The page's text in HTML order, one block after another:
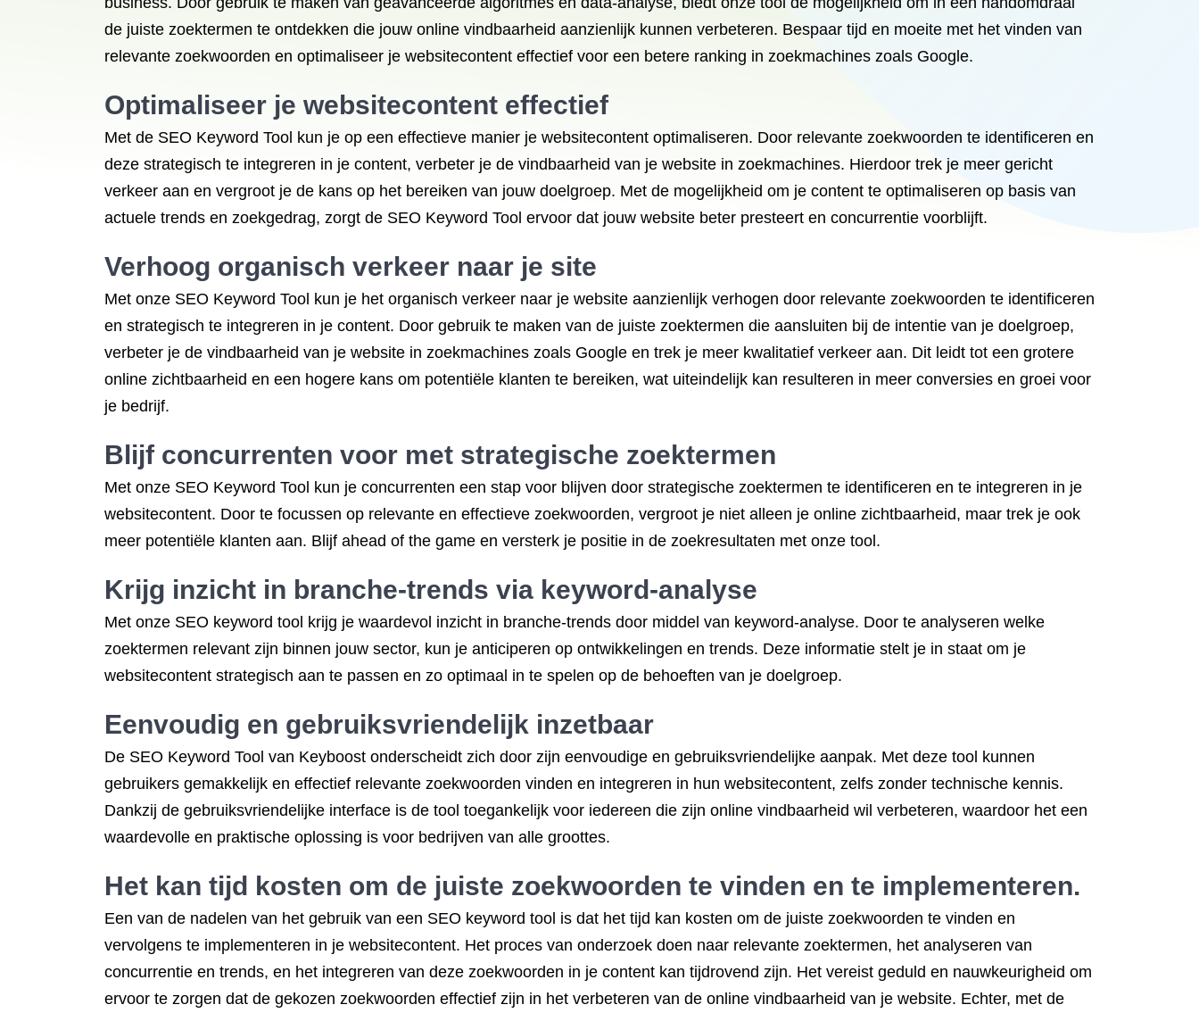
de juiste zoektermen te ontdekken die jouw online vindbaarheid aanzienlijk kunnen verbeteren. Bespaar tijd en moeite met het vinden van
relevante zoekwoorden en optimaliseer je websitecontent effectief voor een betere ranking in zoekmachines zoals Google.
Optimaliseer je websitecontent effectief
Met de SEO Keyword Tool kun je op een effectieve manier je websitecontent optimaliseren. Door relevante zoekwoorden te identificeren en
deze strategisch te integreren in je content, verbeter je de vindbaarheid van je website in zoekmachines. Hierdoor trek je meer gericht
verkeer aan en vergroot je de kans op het bereiken van jouw doelgroep. Met de mogelijkheid om je content te optimaliseren op basis van
actuele trends en zoekgedrag, zorgt de SEO Keyword Tool ervoor dat jouw website beter presteert en concurrentie voorblijft.
Verhoog organisch verkeer naar je site
Met onze SEO Keyword Tool kun je het organisch verkeer naar je website aanzienlijk verhogen door relevante zoekwoorden te identificeren
en strategisch te integreren in je content. Door gebruik te maken van de juiste zoektermen die aansluiten bij de intentie van je doelgroep,
verbeter je de vindbaarheid van je website in zoekmachines zoals Google en trek je meer kwalitatief verkeer aan. Dit leidt tot een grotere
online zichtbaarheid en een hogere kans om potentiële klanten te bereiken, wat uiteindelijk kan resulteren in meer conversies en groei voor
je bedrijf.
Blijf concurrenten voor met strategische zoektermen
Met onze SEO Keyword Tool kun je concurrenten een stap voor blijven door strategische zoektermen te identificeren en te integreren in je
websitecontent. Door te focussen op relevante en effectieve zoekwoorden, vergroot je niet alleen je online zichtbaarheid, maar trek je ook
meer potentiële klanten aan. Blijf ahead of the game en versterk je positie in de zoekresultaten met onze tool.
Krijg inzicht in branche-trends via keyword-analyse
Met onze SEO keyword tool krijg je waardevol inzicht in branche-trends door middel van keyword-analyse. Door te analyseren welke
zoektermen relevant zijn binnen jouw sector, kun je anticiperen op ontwikkelingen en trends. Deze informatie stelt je in staat om je
websitecontent strategisch aan te passen en zo optimaal in te spelen op de behoeften van je doelgroep.
Eenvoudig en gebruiksvriendelijk inzetbaar
De SEO Keyword Tool van Keyboost onderscheidt zich door zijn eenvoudige en gebruiksvriendelijke aanpak. Met deze tool kunnen
gebruikers gemakkelijk en effectief relevante zoekwoorden vinden en integreren in hun websitecontent, zelfs zonder technische kennis.
Dankzij de gebruiksvriendelijke interface is de tool toegankelijk voor iedereen die zijn online vindbaarheid wil verbeteren, waardoor het een
waardevolle en praktische oplossing is voor bedrijven van alle groottes.
Het kan tijd kosten om de juiste zoekwoorden te vinden en te implementeren.
Een van de nadelen van het gebruik van een SEO keyword tool is dat het tijd kan kosten om de juiste zoekwoorden te vinden en
vervolgens te implementeren in je websitecontent. Het proces van onderzoek doen naar relevante zoektermen, het analyseren van
concurrentie en trends, en het integreren van deze zoekwoorden in je content kan tijdrovend zijn. Het vereist geduld en nauwkeurigheid om
ervoor te zorgen dat de gekozen zoekwoorden effectief zijn in het verbeteren van de online vindbaarheid van je website. Echter, met de